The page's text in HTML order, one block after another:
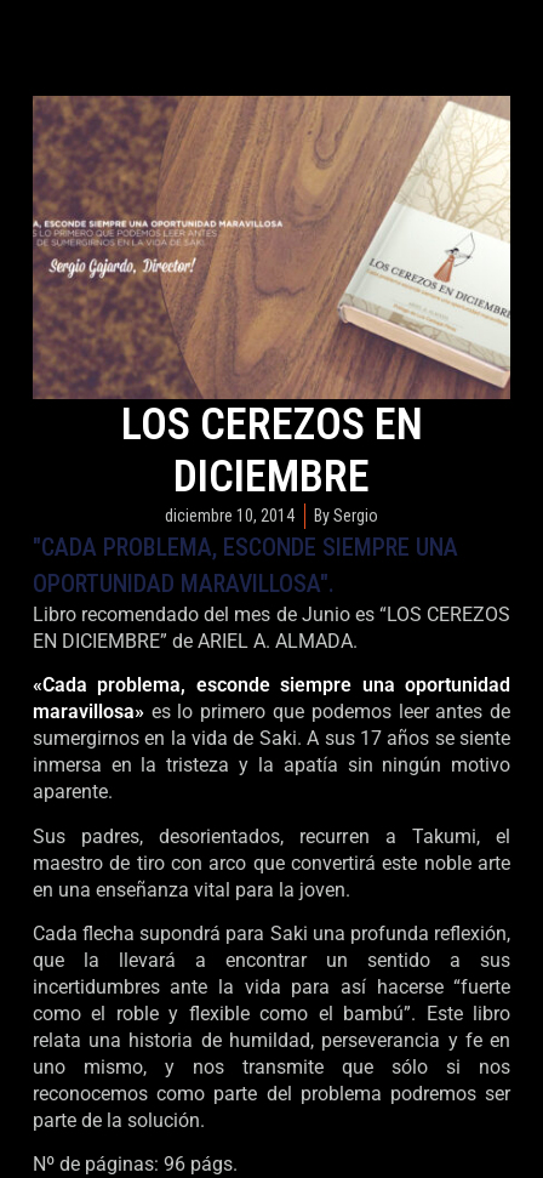
LOS CEREZOS EN
DICIEMBRE
diciembre 10, 2014 BySergio
"CADA PROBLEMA, ESCONDE SIEMPRE UNA
OPORTUNIDAD MARAVILLOSA".
Libro recomendado del mes de Junio es “LOS CEREZOS
EN DICIEMBRE” de ARIEL A. ALMADA.
«Cada problema, esconde siempre una oportunidad
maravillosa»es lo primero que podemos leer antes de
sumergirnos en la vida de Saki. A sus 17 años se siente
inmersa en la tristeza y la apatía sin ningún motivo
aparente.
Sus padres, desorientados, recurren a Takumi, el
maestro de tiro con arco que convertirá este noble arte
en una enseñanza vital para la joven.
Cada flecha supondrá para Saki una profunda reflexión,
que la llevará a encontrar un sentido a sus
incertidumbres ante la vida para así hacerse “fuerte
como el roble y flexible como el bambú”. Este libro
relata una historia de humildad, perseverancia y fe en
uno mismo, y nos transmite que sólo si nos
reconocemos como parte del problema podremos ser
parte de la solución.
Nº de páginas: 96 págs.